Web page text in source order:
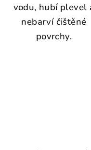
vodu, hubí plevel
nebarví čištěné
povrchy.